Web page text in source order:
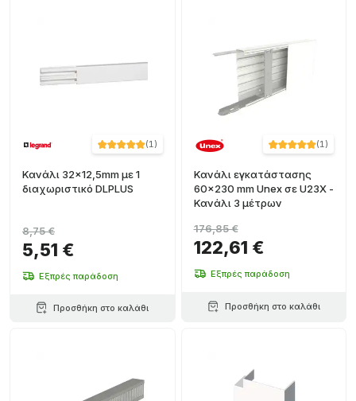
(1)
Κανάλι 32x12,5mm με 1
διαχωριστικό DLPLUS
5,51 €
8,75 €
Εξπρές παράδοση
Προσθήκη στο καλάθι
(1)
Κανάλι εγκατάστασης
60x230 mm Unex σε U23X -
Κανάλι 3 μέτρων
122,61 €
176,85 €
Εξπρές παράδοση
Προσθήκη στο καλάθι